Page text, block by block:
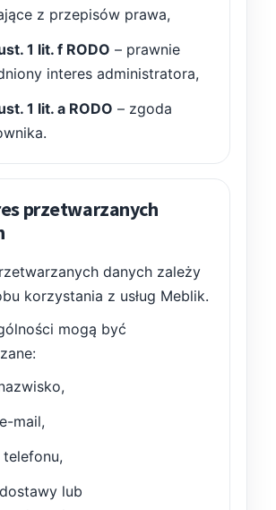
z przepisów prawa,
1 lit. f RODO – prawnie
interes administratora,
1 lit. a RODO – zgoda
przetwarzanych
danych zależy
korzystania z usług Meblik.
mogą być
mail,
telefonu,
lub